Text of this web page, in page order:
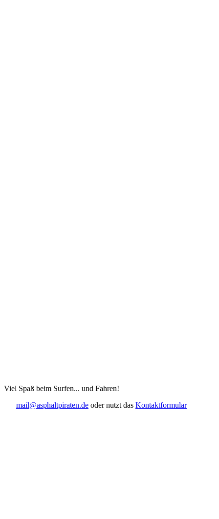
Viel Spaß beim Surfen... und Fahren!
mail@asphaltpiraten.de oder nutzt das Kontaktformular